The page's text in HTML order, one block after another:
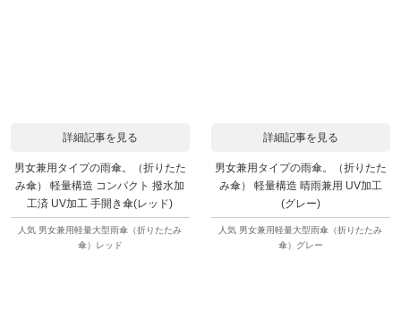
詳細記事を見る
男女兼用タイプの雨傘。（折りたた
み傘） 軽量構造 コンパクト 撥水加
工済 UV加工 手開き傘(レッド)
人気 男女兼用軽量大型雨傘（折りたたみ
傘）レッド
詳細記事を見る
男女兼用タイプの雨傘。（折りたた
み傘） 軽量構造 晴雨兼用 UV加工
(グレー)
人気 男女兼用軽量大型雨傘（折りたたみ
傘）グレー